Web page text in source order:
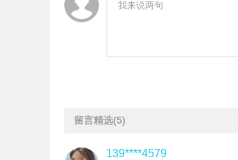
留言精选(5)
139****4579